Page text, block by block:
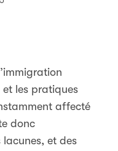
les pratiques
affecté
donc
lacunes, et des